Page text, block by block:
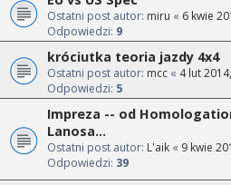
Ostatni post autor: miru « 6 kwie
Odpowiedzi: 9
króciutka teoria jazdy 4x4
Ostatni post autor: mcc « 4 lut
Odpowiedzi: 5
Impreza -- od
Lanosa...
Ostatni post autor: L'aik « 9 kwie
Odpowiedzi: 39